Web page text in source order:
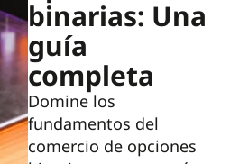
binarias: Una
guía
completa
Domine los
fundamentos del
comercio de opciones